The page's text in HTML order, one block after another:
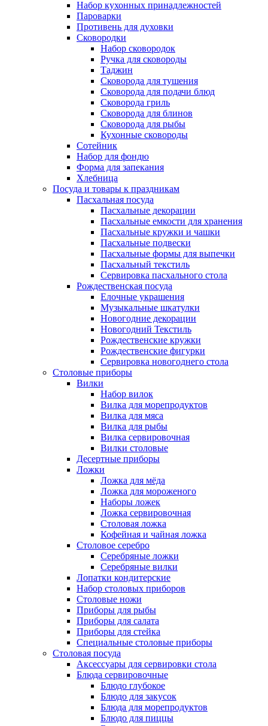
Набор кухонных принадлежностей
Пароварки
Противень для духовки
Сковородки
Набор сковородок
Ручка для сковороды
Таджин
Сковорода для тушения
Сковорода для подачи блюд
Сковорода гриль
Сковорода для блинов
Сковорода для рыбы
Кухонные сковороды
Сотейник
Набор для фондю
Форма для запекания
Хлебница
Посуда и товары к праздникам
Пасхальная посуда
Пасхальные декорации
Пасхальные емкости для хранения
Пасхальные кружки и чашки
Пасхальные подвески
Пасхальные формы для выпечки
Пасхальный текстиль
Сервировка пасхального стола
Рождественская посуда
Елочные украшения
Музыкальные шкатулки
Новогодние декорации
Новогодний Текстиль
Рождественские кружки
Рождественские фигурки
Сервировка новогоднего стола
Столовые приборы
Вилки
Набор вилок
Вилка для морепродуктов
Вилка для мяса
Вилка для рыбы
Вилка сервировочная
Вилки столовые
Десертные приборы
Ложки
Ложка для мёда
Ложка для мороженого
Наборы ложек
Ложка сервировочная
Столовая ложка
Кофейная и чайная ложка
Столовое серебро
Серебряные ложки
Серебряные вилки
Лопатки кондитерские
Набор столовых приборов
Столовые ножи
Приборы для рыбы
Приборы для салата
Приборы для стейка
Специальные столовые приборы
Столовая посуда
Аксессуары для сервировки стола
Блюда сервировочные
Блюдо глубокое
Блюдо для закусок
Блюда для морепродуктов
Блюдо для пиццы